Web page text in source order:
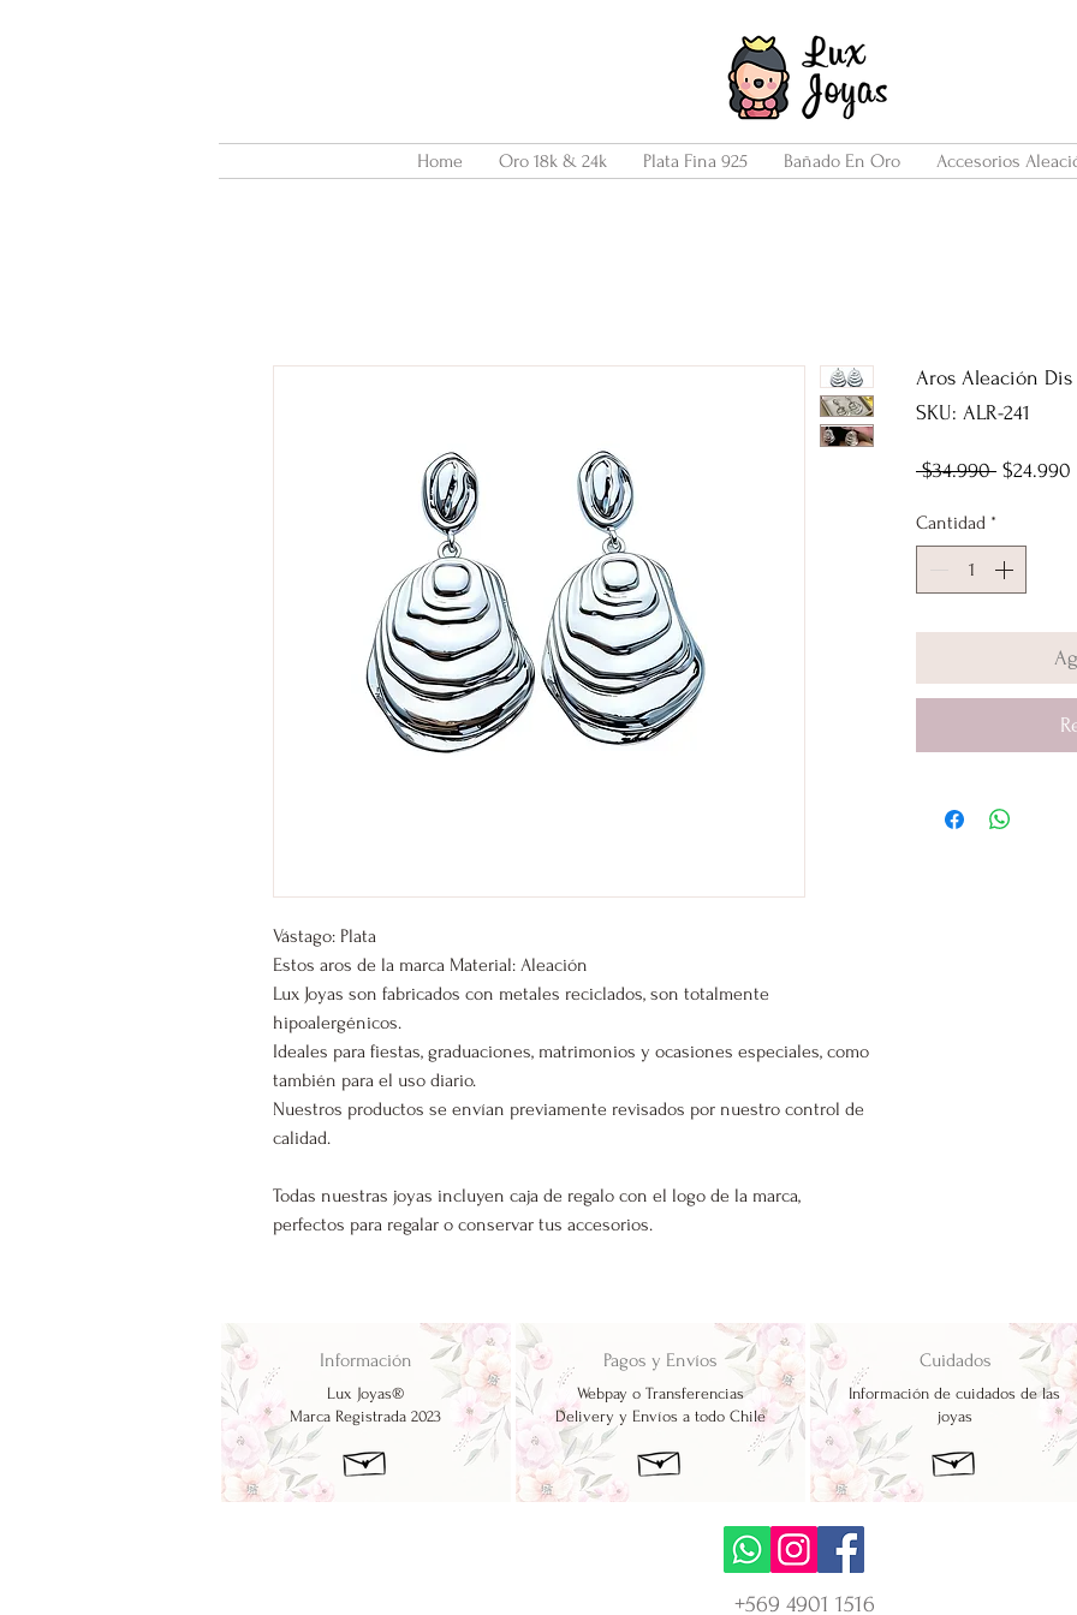
Home Oro 18k & 24k Plata Fina 925 Bañado En Oro Accesorios
Vástago: Plata
Estos aros de la marca Material: Aleación
Lux Joyas son fabricados con metales reciclados, son totalmente
hipoalergénicos.
Ideales para fiestas, graduaciones, matrimonios y ocasiones especiales, como
también para el uso diario.
Nuestros productos se envían previamente revisados por nuestro control de
calidad.
Todas nuestras joyas incluyen caja de regalo con el logo de la marca,
perfectos para regalar o conservar tus accesorios.
Aros Aleación Dis
SKU: ALR-241
$34.990 Precio
$24.990
Cantidad *
Información
Lux Joyas®
Marca Registrada 2023
Pagos y Envíos
Webpay o Transferencias
Delivery y Envíos a todo Chile
Cuidados
Información de cuidados de las
joyas
+569 4901 1516